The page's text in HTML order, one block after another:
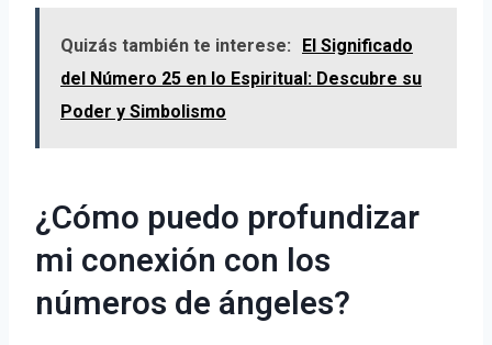
Quizás también te interese:
El Significado
del Número 25 en lo Espiritual: Descubre su
Poder y Simbolismo
¿Cómo puedo profundizar
mi conexión con los
números de ángeles?